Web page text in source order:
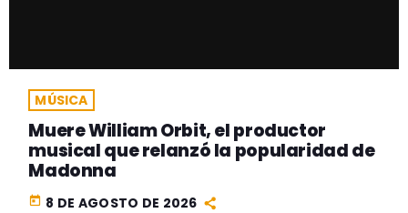
MÚSICA
Muere William Orbit, el productor
musical que relanzó la popularidad de
Madonna
today 8 DE AGOSTO DE 2026